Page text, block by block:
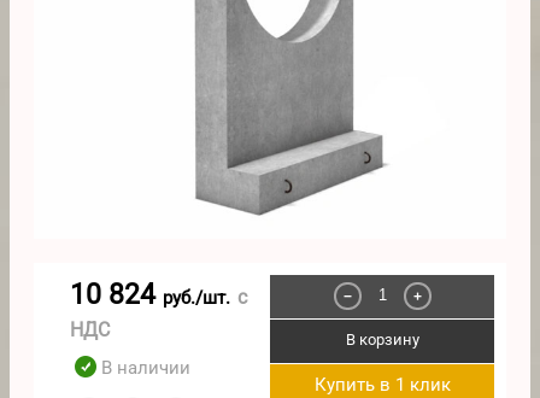
10 824 руб./шт. с
НДС
В наличии
− +
В корзину
Купить в 1 клик